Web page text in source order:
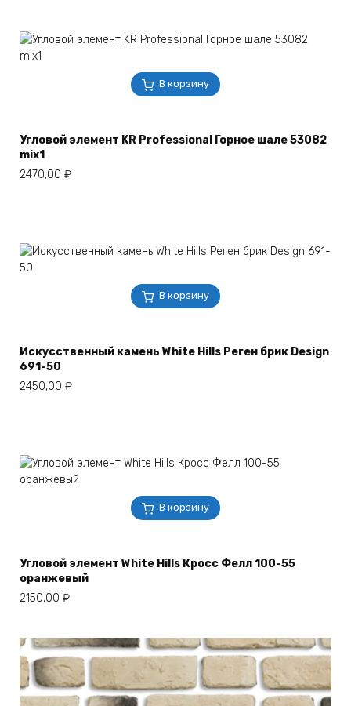
В корзину
Угловой элемент KR Professional Горное шале 53082
mix1
2470,00 ₽
В корзину
Искусственный камень White Hills Реген брик Design
691-50
2450,00 ₽
В корзину
Угловой элемент White Hills Кросс Фелл 100-55
оранжевый
2150,00 ₽